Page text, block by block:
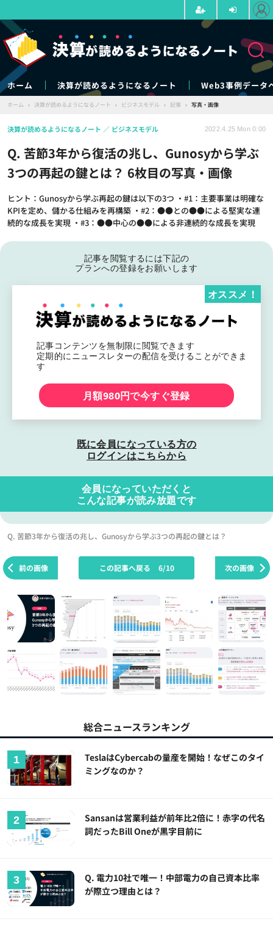
ホーム 決算が読めるようになるノート Web3事例データ
ホーム › 決算が読めるようになるノート › ビジネスモデル › 記事 › 写真・画像
Q. 苦節3年から復活の兆し、Gunosyから学ぶ
3つの再起の鍵とは？ 6枚目の写真・画像
ヒント：Gunosyから学ぶ再起の鍵は以下の3つ ・#1：主要事業は明確な
KPIを定め、儲かる仕組みを再構築 ・#2：●●との●●による堅実な連
続的な成長を実現 ・#3：●●中心の●●による非連続的な成長を実現
決算が読めるようになるノート ビジネスモデル 2022.4.25 Mon 0:00
記事を閲覧するには下記の
プランへの登録をお願いします
記事コンテンツを無制限に閲覧できます
定期的にニュースレターの配信を受けることができま
す
オススメ！
月額980円で今すぐ登録
既に会員になっている方の
ログインはこちらから
会員になっていただくと
こんな記事が読み放題です
Q. 苦節3年から復活の兆し、Gunosyから学ぶ3つの再起の鍵とは？
前の画像 次の画像
この記事へ戻る 6/10
総合ニュースランキング
TeslaはCybercabの量産を開始！なぜこのタイ
ミングなのか？
Sansanは営業利益が前年比2倍に！赤字の代名
詞だったBill Oneが黒字目前に
Q. 電力10社で唯一！中部電力の自己資本比率
が際立つ理由とは？